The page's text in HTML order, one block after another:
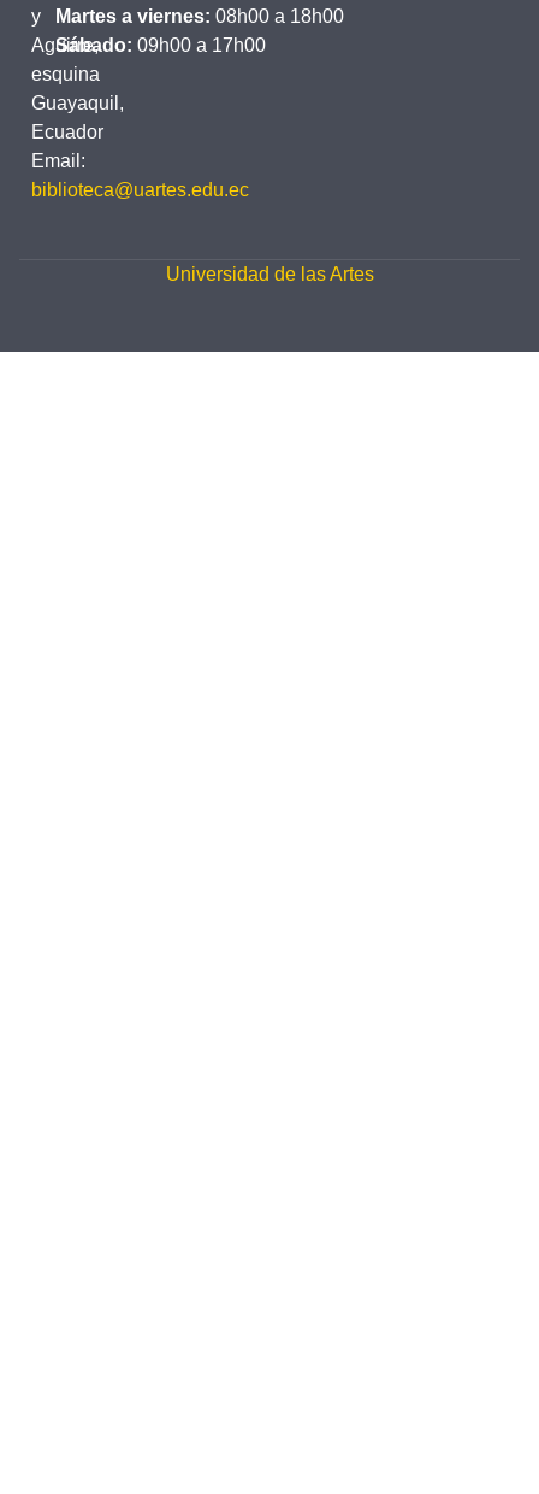
y
Aguirre,
esquina
Guayaquil,
Ecuador
Email:
biblioteca@uartes.edu.ec
Martes a viernes: 08h00 a 18h00
Sábado: 09h00 a 17h00
Universidad de las Artes